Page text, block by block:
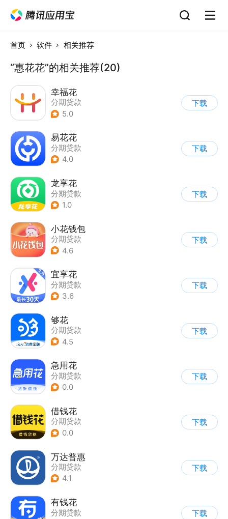
首页 软件 相关推荐
“惠花花”的相关推荐(20)
幸福花
分期贷款
5.0
下载
易花花
分期贷款
4.0
下载
龙享花
分期贷款
1.0
下载
小花钱包
分期贷款
4.6
下载
宜享花
分期贷款
3.6
下载
够花
分期贷款
4.5
下载
急用花
分期贷款
0.0
下载
借钱花
分期贷款
0.0
下载
万达普惠
分期贷款
4.1
下载
有钱花
分期贷款
下载